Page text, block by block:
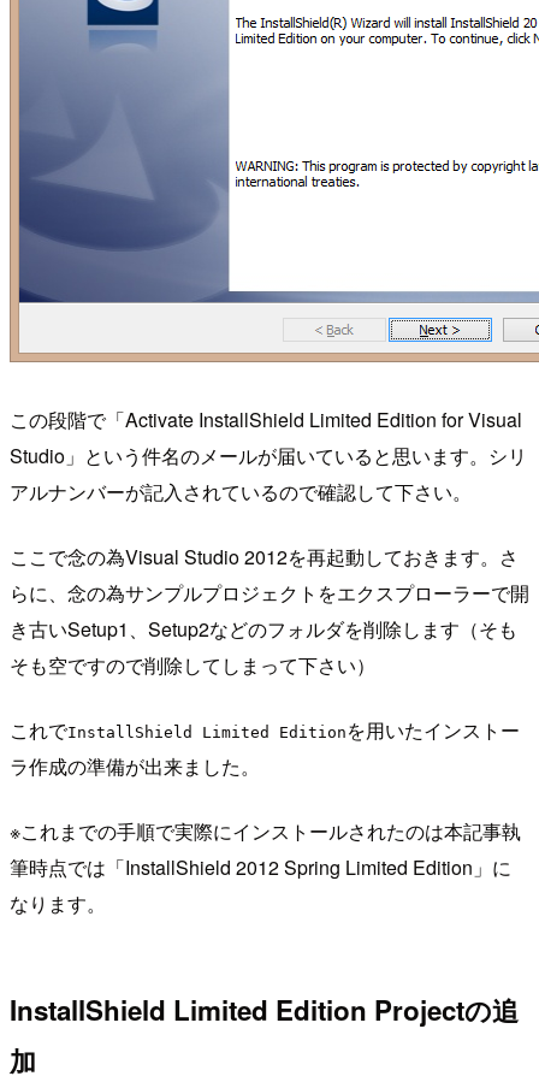
この段階で「Activate InstallShield Limited Edition for Visual
Studio」という件名のメールが届いていると思います。シリ
アルナンバーが記入されているので確認して下さい。
ここで念の為Visual Studio 2012を再起動しておきます。さ
らに、念の為サンプルプロジェクトをエクスプローラーで開
き古いSetup1、Setup2などのフォルダを削除します（そも
そも空ですので削除してしまって下さい）
これでInstallShield Limited Edition を用いたインストー
ラ作成の準備が出来ました。
※これまでの手順で実際にインストールされたのは本記事執
筆時点では「InstallShield 2012 Spring Limited Edition」に
なります。
InstallShield Limited Edition Projectの追
加